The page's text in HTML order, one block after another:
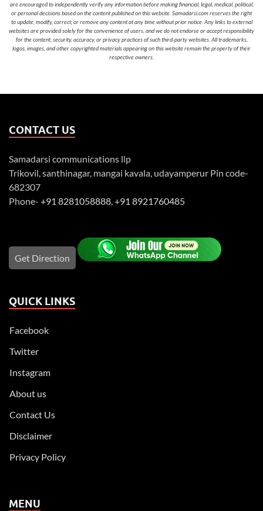
are encouraged to independently verify any information before making financial, legal, medical, political,
or personal decisions based on the content published on this website. Samadarsi.com reserves the right
to update, modify, correct, or remove any content at any time without prior notice. Any links to external
websites are provided solely for the convenience of users, and we do not endorse or accept responsibility
for the content, security, accuracy, or privacy practices of such third-party websites. All trademarks,
logos, images, and other copyrighted materials appearing on this website remain the property of their
respective owners.
CONTACT US
Samadarsi communications llp
Trikovil, santhinagar, mangai kavala, udayamperur Pin code-
682307
Phone- +91 8281058888,+91 8921760485
Get Direction
QUICK LINKS
Facebook
Twitter
Instagram
About us
Contact Us
Disclaimer
Privacy Policy
MENU